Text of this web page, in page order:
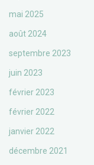
mai 2025
août 2024
septembre 2023
juin 2023
février 2023
février 2022
janvier 2022
décembre 2021